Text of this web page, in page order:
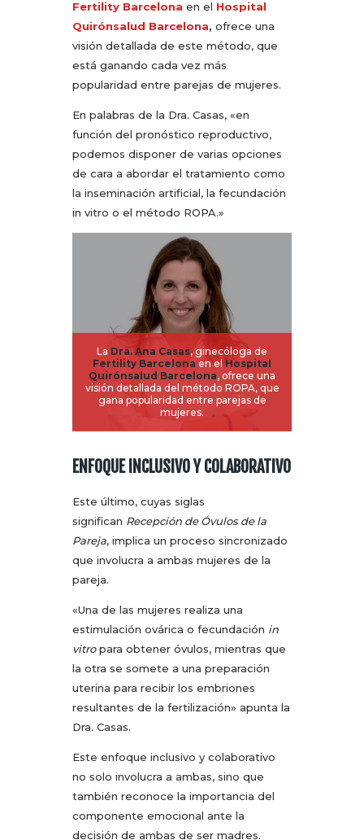
Fertility Barcelona en el Hospital
Quirónsalud Barcelona, ofrece una
visión detallada de este método, que
está ganando cada vez más
popularidad entre parejas de mujeres.
En palabras de la Dra. Casas, «en
función del pronóstico reproductivo,
podemos disponer de varias opciones
de cara a abordar el tratamiento como
la inseminación artificial, la fecundación
in vitro o el método ROPA.»
La Dra. Ana Casas, ginecóloga de
Fertility Barcelona en elHospital
Quirónsalud Barcelona, ofrece una
visión detallada del método ROPA, que
gana popularidad entre parejas de
mujeres.
ENFOQUE INCLUSIVO Y COLABORATIVO
Este último, cuyas siglas
significan Recepción de Óvulos de la
Pareja, implica un proceso sincronizado
que involucra a ambas mujeres de la
pareja.
«Una de las mujeres realiza una
estimulación ovárica o fecundación in
vitropara obtener óvulos, mientras que
la otra se somete a una preparación
uterina para recibir los embriones
resultantes de la fertilización» apunta la
Dra. Casas.
Este enfoque inclusivo y colaborativo
no solo involucra a ambas, sino que
también reconoce la importancia del
componente emocional ante la
decisión de ambas de ser madres.